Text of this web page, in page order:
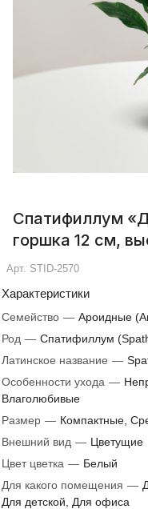
Спатифиллум
горшка 12 см,
Арт. STID-2570
Характеристики
Семейство — Ароидные
Род — Спатифиллум
Латинское название —
Особенности ухода —
Влаголюбивые
Размер — Компактные,
Внешний вид — Цветущие
Цвет цветка — Белый
Для какого помещения —
Для детской, Для офиса